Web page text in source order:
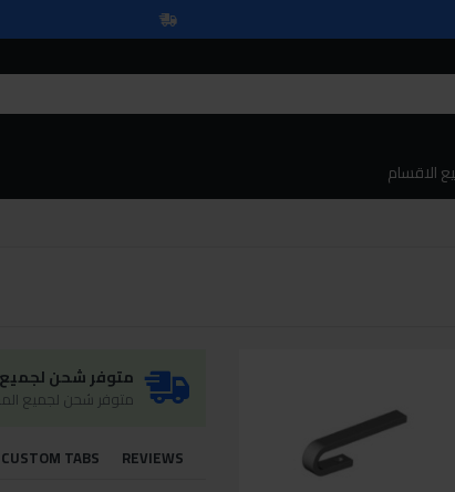
الاقسام
متوفر شحن لجميع
متوفر شحن لجميع
REVIEWS
CUSTOM TABS